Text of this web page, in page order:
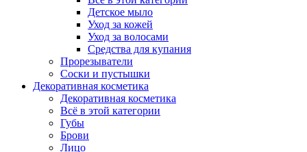
Детское мыло
Уход за кожей
Уход за волосами
Средства для купания
Прорезыватели
Соски и пустышки
Декоративная косметика
Декоративная косметика
Всё в этой категории
Губы
Брови
Лицо